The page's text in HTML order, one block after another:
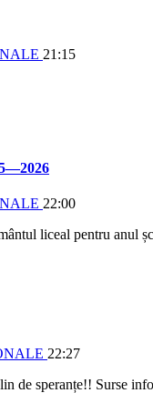
21:15
22:00
liceal pentru anul
22:27
de speranțe!! Surse